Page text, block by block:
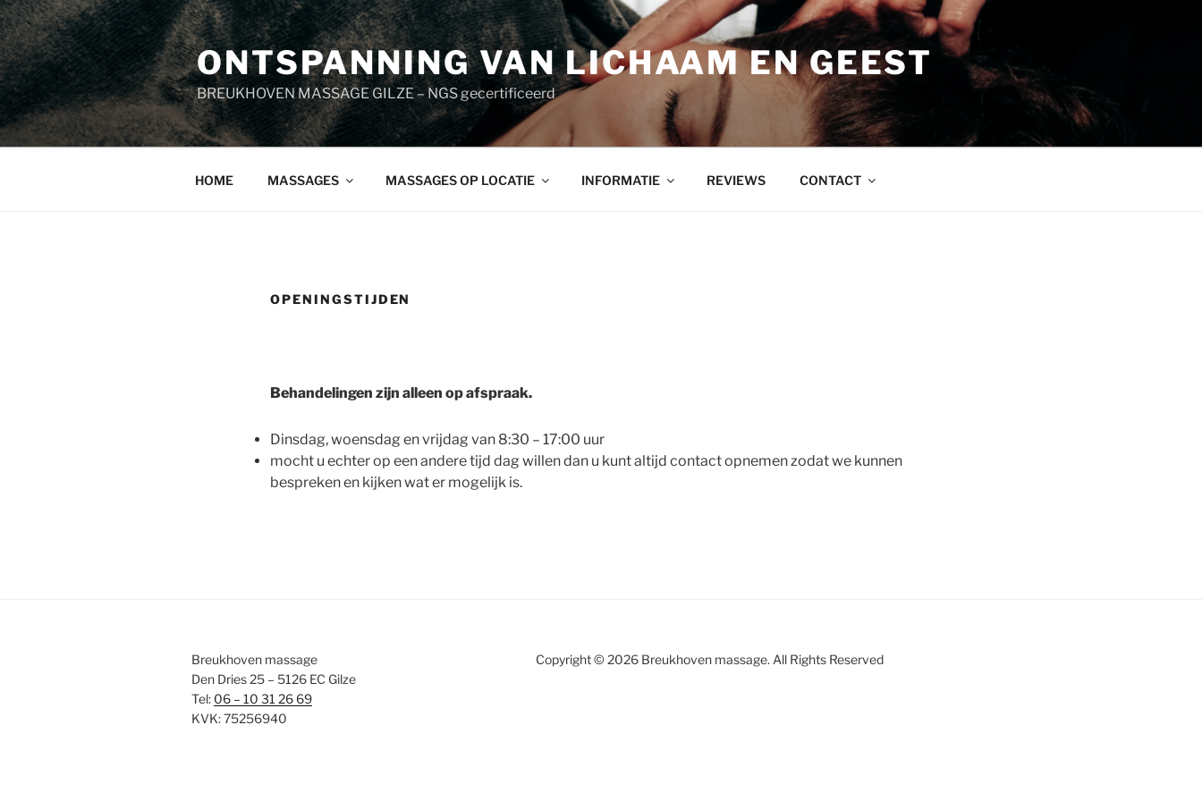
Ga
naar
de
inhoud
ONTSPANNING VAN LICHAAM EN GEEST
BREUKHOVEN MASSAGE GILZE – NGS gecertificeerd
HOME MASSAGES MASSAGES OP LOCATIE INFORMATIE REVIEWS CONTACT
OPENINGSTIJDEN
Behandelingen zijn alleen op afspraak.
Dinsdag, woensdag en vrijdag van 8:30 – 17:00 uur
mocht u echter op een andere tijd dag willen dan u kunt altijd contact opnemen zodat we kunnen
bespreken en kijken wat er mogelijk is.
Breukhoven massage
Den Dries 25 – 5126 EC Gilze
Tel: 06 – 10 31 26 69
KVK: 75256940
Copyright © 2026 Breukhoven massage. All Rights Reserved